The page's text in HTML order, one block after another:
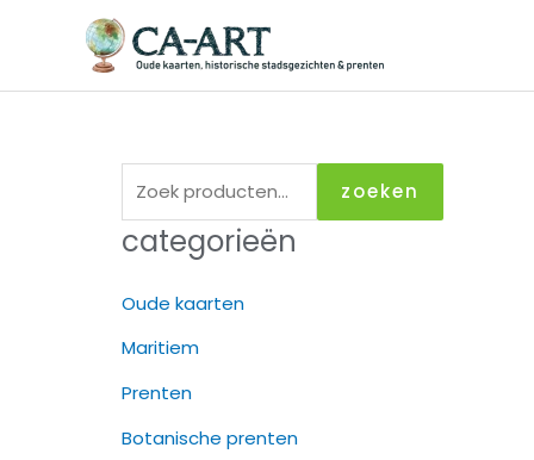
o
e
n
n
a
zoeken
categorieën
Oude kaarten
Maritiem
Prenten
Botanische prenten